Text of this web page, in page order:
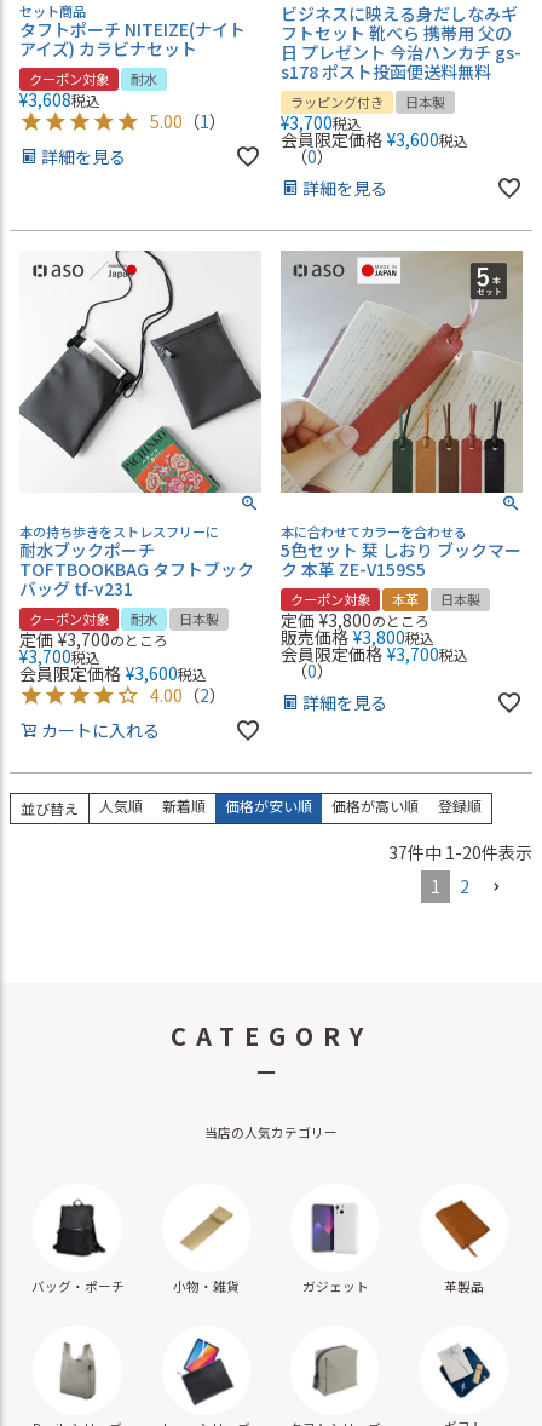
セット商品
タフトポーチ NITEIZE(ナイト
アイズ) カラビナセット
クーポン対象 耐水
¥3,608税込
5.00 （1）
詳細を見る
ビジネスに映える身だしなみギ
フトセット 靴べら 携帯用 父の
日 プレゼント 今治ハンカチ gs-
s178 ポスト投函便送料無料
ラッピング付き 日本製
¥3,700税込
会員限定価格 ¥3,600税込
（0）
詳細を見る
本の持ち歩きをストレスフリーに
耐水ブックポーチ
TOFTBOOKBAG タフトブック
バッグ tf-v231
クーポン対象 耐水 日本製
定価 ¥3,700のところ
¥3,700税込
会員限定価格 ¥3,600税込
4.00 （2）
カートに入れる
本に合わせてカラーを合わせる
5色セット 栞 しおり ブックマー
ク 本革 ZE-V159S5
クーポン対象 本革 日本製
定価 ¥3,800のところ
販売価格 ¥3,800税込
会員限定価格 ¥3,700税込
（0）
詳細を見る
並び替え 人気順 新着順 価格が安い順 価格が高い順 登録順
37件中 1-20件表示
1
2
CATEGORY
－
当店の人気カテゴリー
バッグ・ポーチ 小物・雑貨 ガジェット 革製品